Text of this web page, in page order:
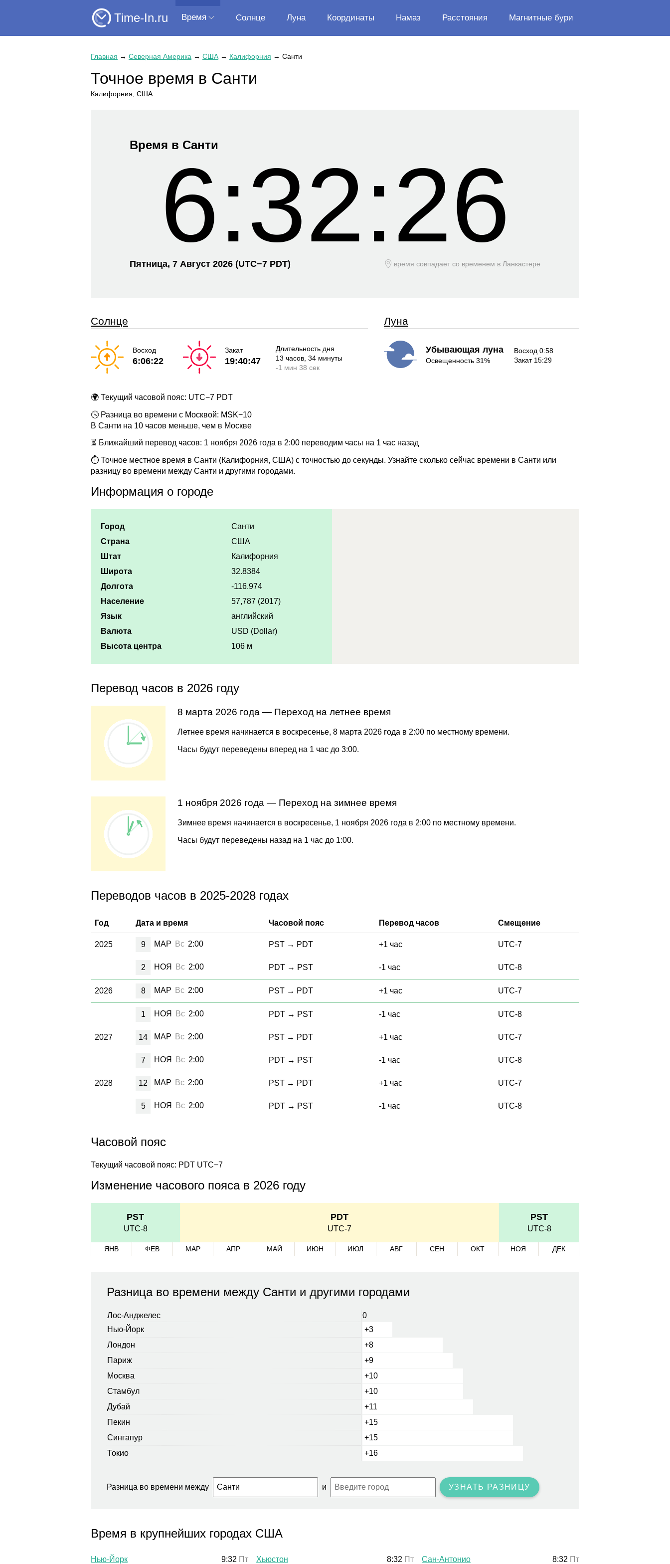
Time-In.ru Время Солнце Луна Координаты Намаз Расстояния Магнитные бури
Главная → Северная Америка → США → Калифорния → Санти
Точное время в Санти
Калифорния, США
Время в Санти
6:32:26
Пятница, 7 Август 2026 (UTC−7 PDT) время совпадает со временем в Ланкастере
Солнце
Восход
6:06:22
Закат
19:40:47
Длительность дня
13 часов, 34 минуты
-1 мин 38 сек
Луна
Убывающая луна
Освещенность 31%
Восход 0:58
Закат 15:29
🌍 Текущий часовой пояс: UTC−7 PDT
🕓 Разница во времени с Москвой: MSK−10
В Санти на 10 часов меньше, чем в Москве
⏳ Ближайший перевод часов: 1 ноября 2026 года в 2:00 переводим часы на 1 час назад
⏱ Точное местное время в Санти (Калифорния, США) с точностью до секунды. Узнайте сколько сейчас времени в Санти или
разницу во времени между Санти и другими городами.
Информация о городе
Город
Санти
Страна
США
Штат
Калифорния
Широта
32.8384
Долгота
-116.974
Население
57,787 (2017)
Язык
английский
Валюта
USD (Dollar)
Высота центра
106 м
Перевод часов в 2026 году
8 марта 2026 года — Переход на летнее время
Летнее время начинается в воскресенье, 8 марта 2026 года в 2:00 по местному времени.
Часы будут переведены вперед на 1 час до 3:00.
1 ноября 2026 года — Переход на зимнее время
Зимнее время начинается в воскресенье, 1 ноября 2026 года в 2:00 по местному времени.
Часы будут переведены назад на 1 час до 1:00.
Переводов часов в 2025-2028 годах
Год Дата и время Часовой пояс Перевод часов Смещение
2025 9 МАР Вс 2:00 PST → PDT +1 час UTC-7
2 НОЯ Вс 2:00 PDT → PST -1 час UTC-8
2026 8 МАР Вс 2:00 PST → PDT +1 час UTC-7
1 НОЯ Вс 2:00 PDT → PST -1 час UTC-8
2027 14 МАР Вс 2:00 PST → PDT +1 час UTC-7
7 НОЯ Вс 2:00 PDT → PST -1 час UTC-8
2028 12 МАР Вс 2:00 PST → PDT +1 час UTC-7
5 НОЯ Вс 2:00 PDT → PST -1 час UTC-8
Часовой пояс
Текущий часовой пояс: PDT UTC−7
Изменение часового пояса в 2026 году
PST
UTC-8
PDT
UTC-7
PST
UTC-8
ЯНВ ФЕВ МАР АПР МАЙ ИЮН ИЮЛ АВГ СЕН ОКТ НОЯ ДЕК
Разница во времени между Санти и другими городами
Лос-Анджелес
0
Нью-Йорк
+3
Лондон
+8
Париж
+9
Москва
+10
Стамбул
+10
Дубай
+11
Пекин
+15
Сингапур
+15
Токио
+16
Разница во времени между и УЗНАТЬ РАЗНИЦУ
Время в крупнейших городах США
Нью-Йорк 9:32 Пт Хьюстон 8:32 Пт Сан-Антонио 8:32 Пт